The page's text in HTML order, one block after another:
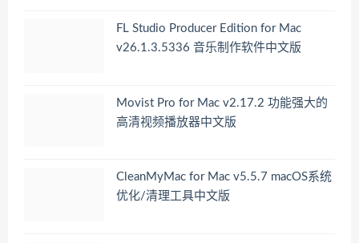
FL Studio Producer Edition for Mac
v26.1.3.5336 音乐制作软件中文版
Movist Pro for Mac v2.17.2 功能强大的
高清视频播放器中文版
CleanMyMac for Mac v5.5.7 macOS系统
优化/清理工具中文版